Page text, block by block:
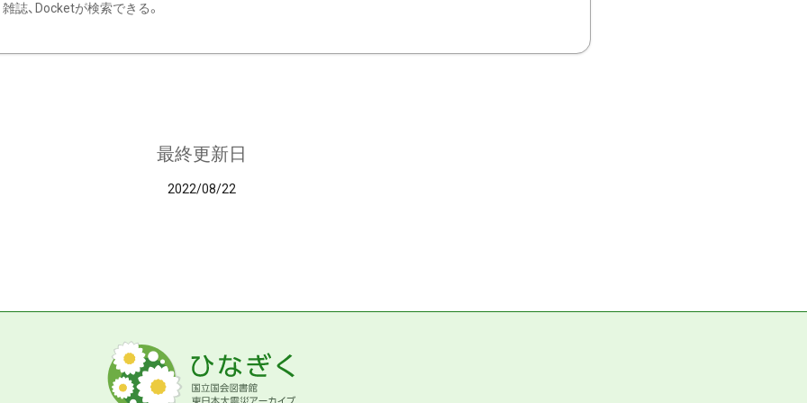
雑誌、Docketが検索できる。
最終更新日
2022/08/22